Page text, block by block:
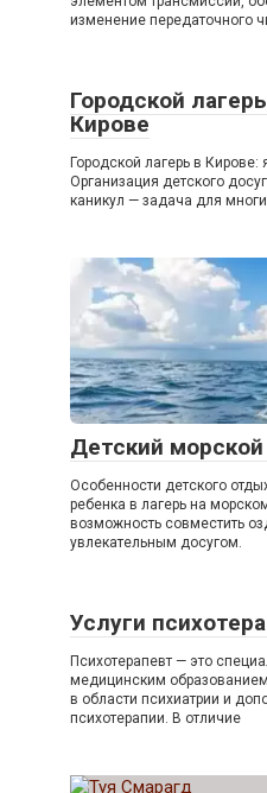
изменение передаточного
Городской
Кирове
Городской лагерь в
Организация детского
каникул — задача для
Детский
Особенности детского
ребенка в лагерь на
возможность совместить
увлекательным досугом.
Услуги
Психотерапевт — это
медицинским
в области психиатрии и
психотерапии. В отличие